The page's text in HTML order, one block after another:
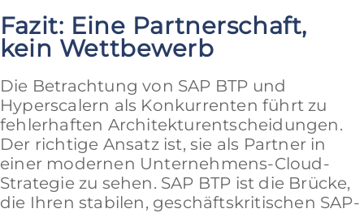
Fazit: Eine Partnerschaft,
kein Wettbewerb
Die Betrachtung von SAP BTP und
Hyperscalern als Konkurrenten führt zu
fehlerhaften Architekturentscheidungen.
Der richtige Ansatz ist, sie als Partner in
einer modernen Unternehmens-Cloud-
Strategie zu sehen. SAP BTP ist die Brücke,
die Ihren stabilen, geschäftskritischen SAP-